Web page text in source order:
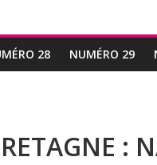
28 NUMÉRO 29
: